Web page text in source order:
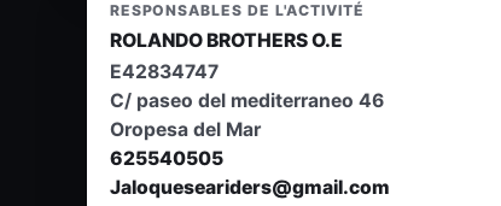
RESPONSABLES DE L'ACTIVITÉ
ROLANDO BROTHERS O.E
E42834747
C/ paseo del mediterraneo 46
Oropesa del Mar
625540505
Jaloqueseariders@gmail.com